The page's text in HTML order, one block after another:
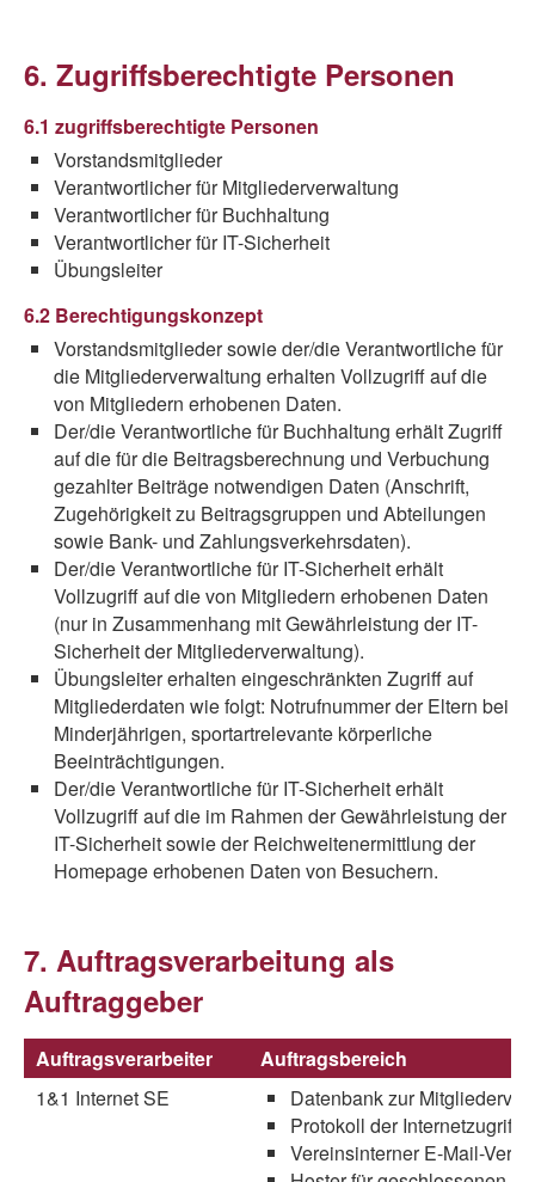
6. Zugriffsberechtigte Personen
6.1 zugriffsberechtigte Personen
Vorstandsmitglieder
Verantwortlicher für Mitgliederverwaltung
Verantwortlicher für Buchhaltung
Verantwortlicher für IT-Sicherheit
Übungsleiter
6.2 Berechtigungskonzept
Vorstandsmitglieder sowie der/die Verantwortliche für
die Mitgliederverwaltung erhalten Vollzugriff auf die
von Mitgliedern erhobenen Daten.
Der/die Verantwortliche für Buchhaltung erhält Zugriff
auf die für die Beitragsberechnung und Verbuchung
gezahlter Beiträge notwendigen Daten (Anschrift,
Zugehörigkeit zu Beitragsgruppen und Abteilungen
sowie Bank- und Zahlungsverkehrsdaten).
Der/die Verantwortliche für IT-Sicherheit erhält
Vollzugriff auf die von Mitgliedern erhobenen Daten
(nur in Zusammenhang mit Gewährleistung der IT-
Sicherheit der Mitgliederverwaltung).
Übungsleiter erhalten eingeschränkten Zugriff auf
Mitgliederdaten wie folgt: Notrufnummer der Eltern bei
Minderjährigen, sportartrelevante körperliche
Beeinträchtigungen.
Der/die Verantwortliche für IT-Sicherheit erhält
Vollzugriff auf die im Rahmen der Gewährleistung der
IT-Sicherheit sowie der Reichweitenermittlung der
Homepage erhobenen Daten von Besuchern.
7. Auftragsverarbeitung als
Auftraggeber
Auftragsverarbeiter
Auftragsbereich
1&1 Internet SE
Datenbank zur
Protokoll der
Vereinsinterner E-Mail-